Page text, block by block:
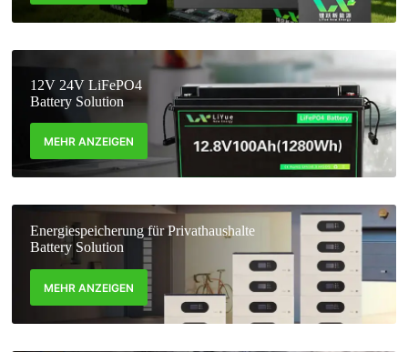
12V 24V LiFePO4
Battery Solution
MEHR ANZEIGEN
Energiespeicherung für Privathaushalte
Battery Solution
MEHR ANZEIGEN